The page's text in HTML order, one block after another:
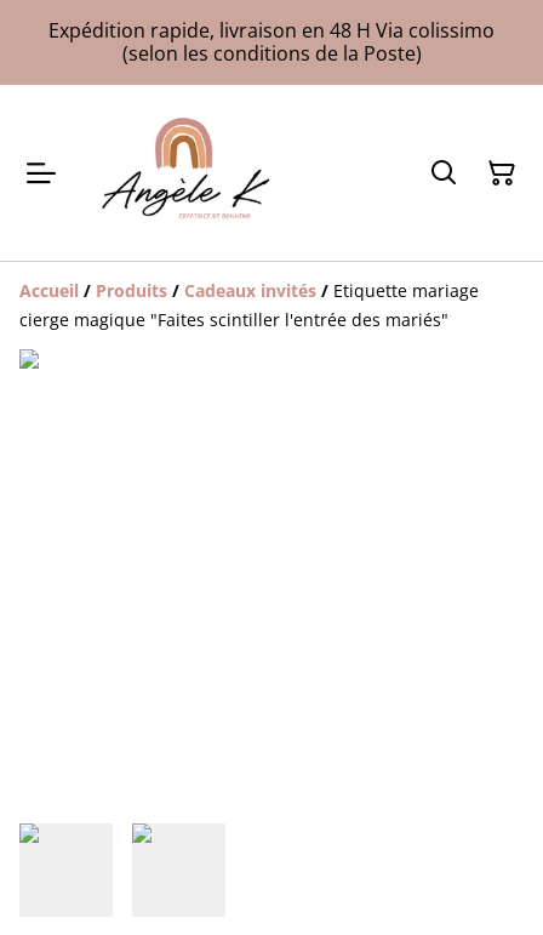
Expédition rapide, livraison en 48 H Via colissimo
(selon les conditions de la Poste)
Accueil / Produits / Cadeaux invités / Etiquette mariage
cierge magique "Faites scintiller l'entrée des mariés"